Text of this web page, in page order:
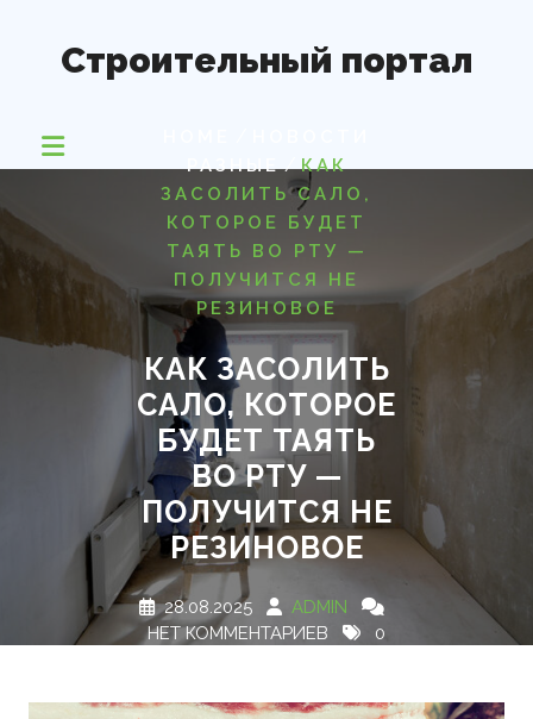
содержимому
Строительный портал
РАЗНЫЕ/КАК
ЗАСОЛИТЬ САЛО,
КОТОРОЕ БУДЕТ
ТАЯТЬ ВО РТУ —
ПОЛУЧИТСЯ НЕ
РЕЗИНОВОЕ
КАК ЗАСОЛИТЬ
САЛО, КОТОРОЕ
БУДЕТ ТАЯТЬ
ВО РТУ —
ПОЛУЧИТСЯ НЕ
РЕЗИНОВОЕ
28.08.2025
ADMIN
НЕТ КОММЕНТАРИЕВ
0